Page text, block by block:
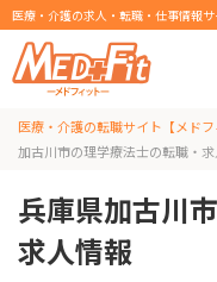
医療・介護の求人・転職・仕事情報
医療・介護の転職サイト【メドフ
加古川市の理学療法士の転職・
兵庫県加古川
求人情報